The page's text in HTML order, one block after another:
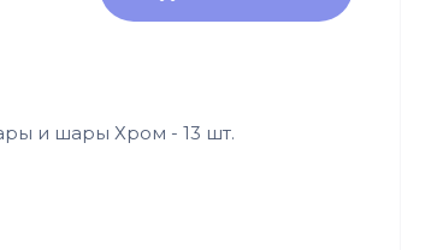
и шары Хром - 13 шт.